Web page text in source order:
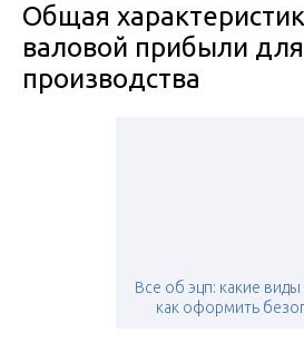
Общая
валовой прибыли
производства
Все об эцп: какие
как оформить